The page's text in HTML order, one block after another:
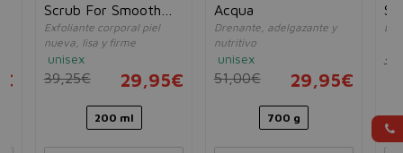
Scrub For Smooth
Skin
Exfoliante corporal piel
nueva, lisa y firme
unisex
39,25€ 29,95€
200 ml
Acqua
Drenante, adelgazante y
nutritivo
unisex
51,00€ 29,95€
700 g